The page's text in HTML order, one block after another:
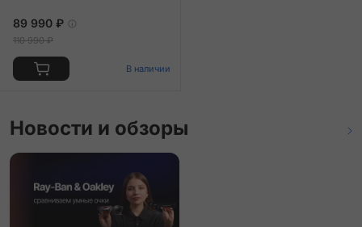
89 990 ₽
110 990 ₽
В наличии
Новости и обзоры